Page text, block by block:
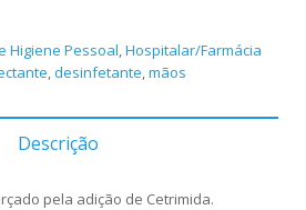
Higiene Pessoal,Hospitalar/Farmácia
,desinfetante,mãos
Descrição
pela adição de Cetrimida.